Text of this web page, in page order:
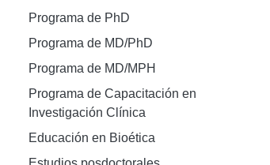
Programa de PhD
Programa de MD/PhD
Programa de MD/MPH
Programa de Capacitación en
Investigación Clínica
Educación en Bioética